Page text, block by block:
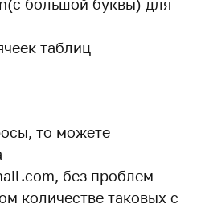
большой буквы) для
таблиц
то можете
без проблем
количестве таковых с